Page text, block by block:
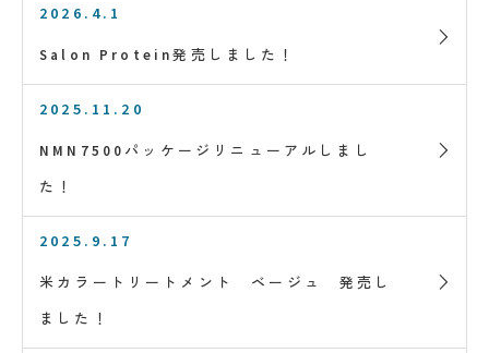
2026.4.1
Salon Protein発売しました！
2025.11.20
NMN7500パッケージリニューアルしまし
た！
2025.9.17
米カラートリートメント ベージュ 発売し
ました！